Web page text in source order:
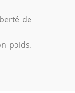
de
poids,